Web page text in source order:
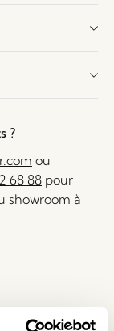
?
ou
68 88 pour
showroom à